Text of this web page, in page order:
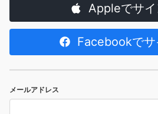
Appleでサ
Facebookでサ
メールアドレス